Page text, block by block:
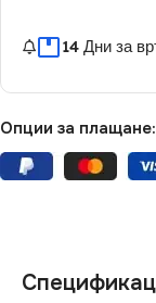
14 Дни за
Опции за плащане: